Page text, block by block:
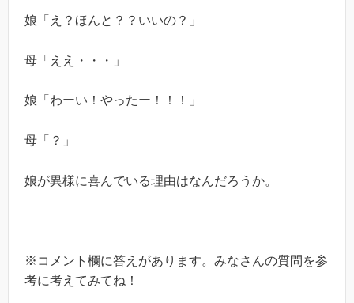
娘「え？ほんと？？いいの？」
母「ええ・・・」
娘「わーい！やったー！！！」
母「？」
娘が異様に喜んでいる理由はなんだろうか。
※コメント欄に答えがあります。みなさんの質問を参
考に考えてみてね！